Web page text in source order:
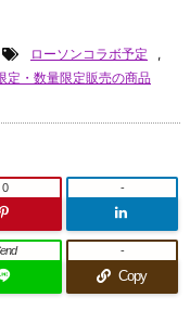
ローソンコラボ予定
,
定・数量限定販売の商品
0 -
Copy
-